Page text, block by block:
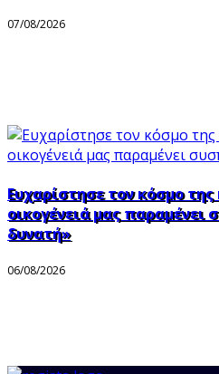
07/08/2026
Ευχαρίστησε τον κόσμο
οικογένειά μας παραμένει
δυνατή»
06/08/2026